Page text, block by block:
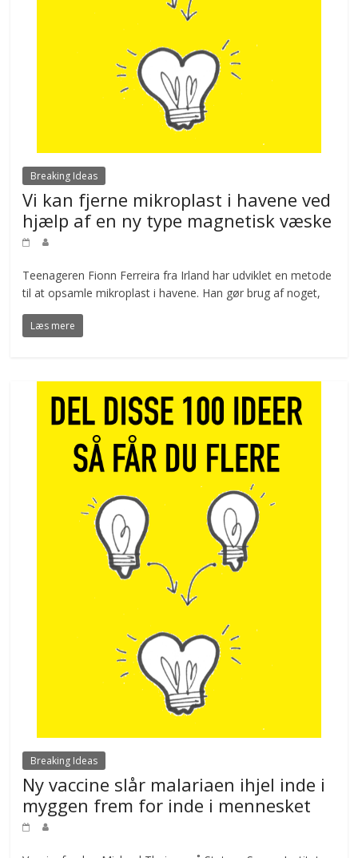
Breaking Ideas
Vi kan fjerne mikroplast i havene ved
hjælp af en ny type magnetisk væske
Teenageren Fionn Ferreira fra Irland har udviklet en metode
til at opsamle mikroplast i havene. Han gør brug af noget,
Læs mere
Breaking Ideas
Ny vaccine slår malariaen ihjel inde i
myggen frem for inde i mennesket